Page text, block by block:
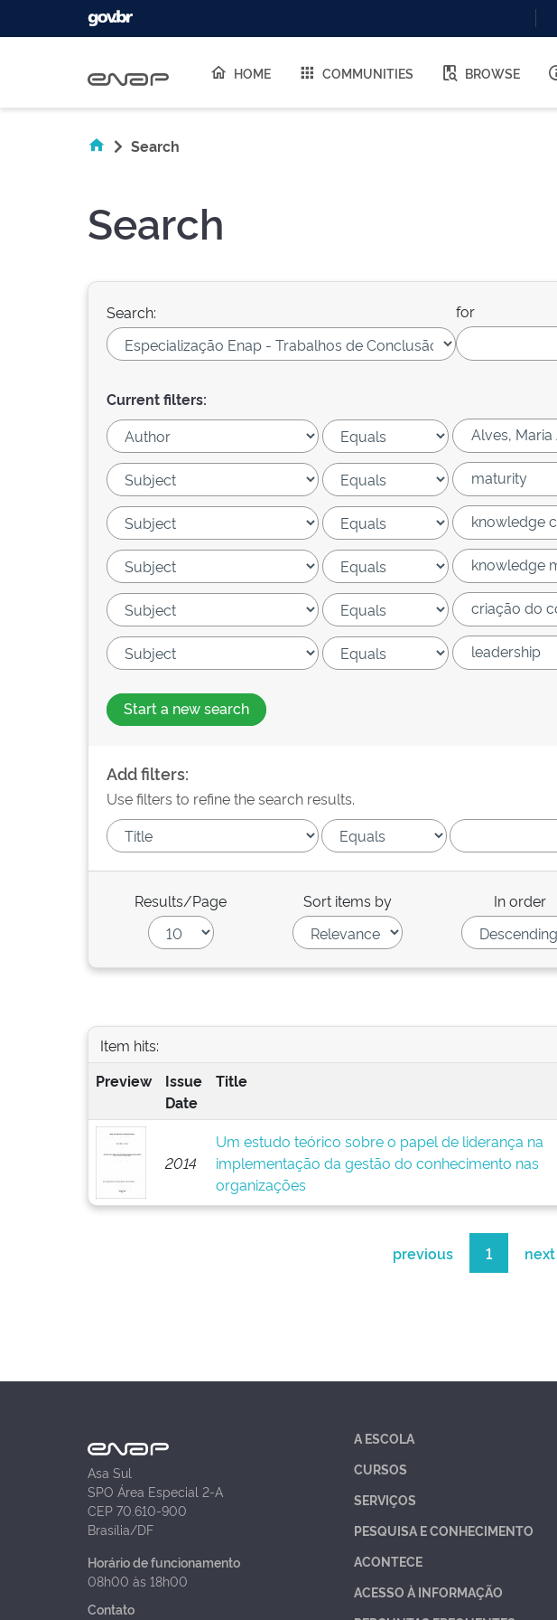
HOME COMMUNITIES BROWSE
Search
Search
Search: for
Current filters:
Start a new search
Add filters:
Use filters to refine the search results.
Results/Page Sort items by In order
Item hits:
Preview
Issue
Date
Title
2014
Um estudo teórico sobre o papel de liderança na
implementação da gestão do conhecimento nas
organizações
previous 1 next
Asa Sul
SPO Área Especial 2-A
CEP 70.610-900
Brasília/DF
Horário de funcionamento
08h00 às 18h00
Contato
A ESCOLA
CURSOS
SERVIÇOS
PESQUISA E CONHECIMENTO
ACONTECE
ACESSO À INFORMAÇÃO